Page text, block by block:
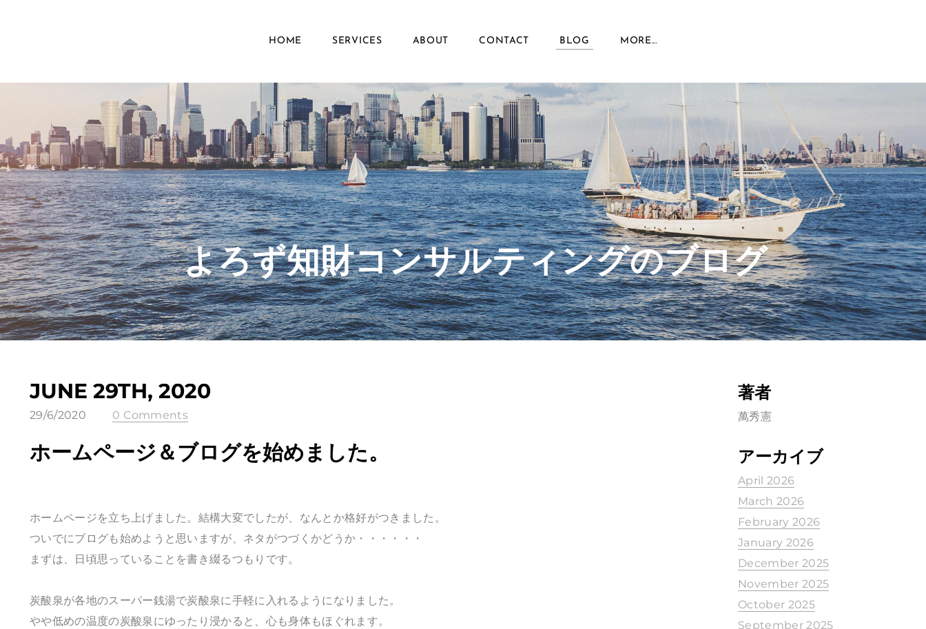
HOME SERVICES ABOUT CONTACT BLOG MORE...
​よろず知財コンサルティングのブログ
JUNE 29TH, 2020
29/6/2020 0 Comments
ホームページ＆ブログを始めました。
ホームページを立ち上げました。結構大変でしたが、なんとか格好がつきました。
ついでにブログも始めようと思いますが、ネタがつづくかどうか・・・・・・
まずは、日頃思っていることを書き綴るつもりです。
炭酸泉が各地のスーパー銭湯で炭酸泉に手軽に入れるようになりました。
やや低めの温度の炭酸泉にゆったり浸かると、心も身体もほぐれます。
著者
萬秀憲
アーカイブ
April 2026
March 2026
February 2026
January 2026
December 2025
November 2025
October 2025
September 2025